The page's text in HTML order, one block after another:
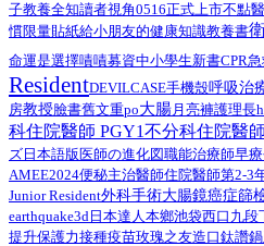
子教養全知讀者視角0516正式上市不點
慣限量貼紙給小朋友的健康知識教養書
命運是選擇嘖嘖募資中小學生新書CPR
ResidentDEVILCASE手機殼呼吸治
房教授臉書舊文重po大腸 月亮褲護理長
科住院醫師 PGY1不分科住院醫
ズ日本語版医師の進化図職能治療師早療
AMEE2024便秘主治醫師住院醫師第2-3
Junior Resident外科手術大腸鏡癌症篩
earthquake3d 日本達人本鄉池袋西口 九段
提升保護力接種疫苗玫瑰之友造口鈦讚鍋